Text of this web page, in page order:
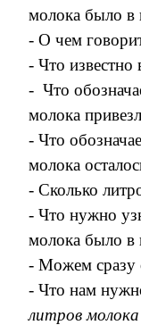
молока было в
- О чем
- Что известно
- Что
молока
- Что
молока
- Сколько
- Что нужно
молока было в
- Можем сразу
- Что нам
литров молока